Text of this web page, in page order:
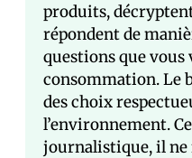
produits,
répondent de
questions que vous
consommation. Le
des choix
l’environnement.
journalistique, il ne